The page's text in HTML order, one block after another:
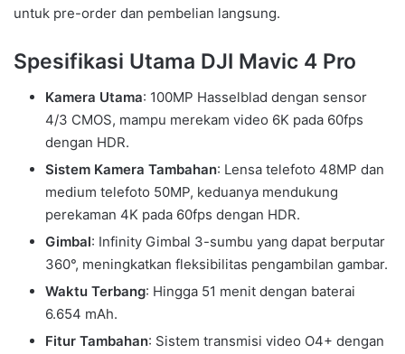
untuk pre-order dan pembelian langsung.
Spesifikasi Utama DJI Mavic 4 Pro
Kamera Utama: 100MP Hasselblad dengan sensor
4/3 CMOS, mampu merekam video 6K pada 60fps
dengan HDR.
Sistem Kamera Tambahan: Lensa telefoto 48MP dan
medium telefoto 50MP, keduanya mendukung
perekaman 4K pada 60fps dengan HDR.
Gimbal: Infinity Gimbal 3-sumbu yang dapat berputar
360°, meningkatkan fleksibilitas pengambilan gambar.
Waktu Terbang: Hingga 51 menit dengan baterai
6.654 mAh.
Fitur Tambahan: Sistem transmisi video O4+ dengan